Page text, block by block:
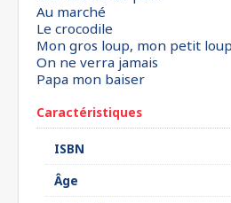
Au marché
Le crocodile
Mon gros loup, mon petit loup
On ne verra jamais
Papa mon baiser
Caractéristiques
ISBN
Âge